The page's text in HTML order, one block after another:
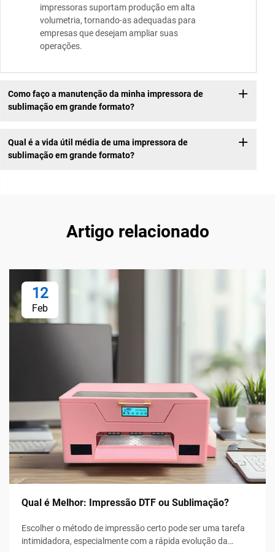
impressoras suportam produção em alta
volumetria, tornando-as adequadas para
empresas que desejam ampliar suas
operações.
Como faço a manutenção da minha impressora de
sublimação em grande formato?
Qual é a vida útil média de uma impressora de
sublimação em grande formato?
Artigo relacionado
12
Feb
Qual é Melhor: Impressão DTF ou Sublimação?
Escolher o método de impressão certo pode ser uma tarefa
intimidadora, especialmente com a rápida evolução da